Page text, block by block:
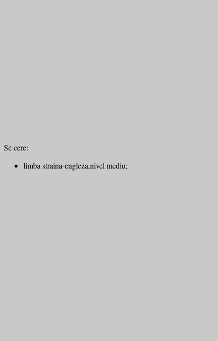
Se cere:
limba straina-engleza,nivel mediu;